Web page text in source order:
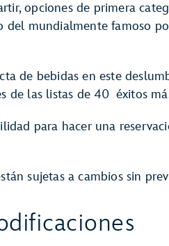
opciones de primera
del mundialmente famoso
de bebidas en este
de las listas de 40 éxitos
para hacer una
sujetas a cambios sin